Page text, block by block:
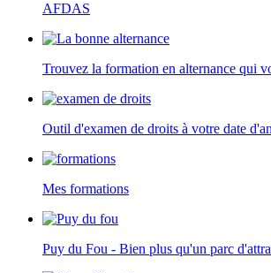
AFDAS
Trouvez la formation en alternance qui
Outil d'examen de droits à votre date
Mes formations
Puy du Fou - Bien plus qu'un parc